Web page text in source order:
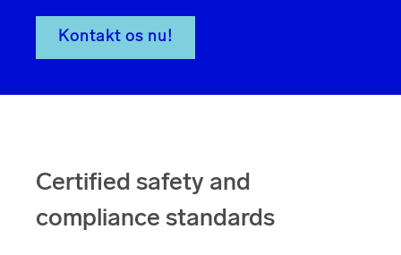
Kontakt os nu!
Certified safety and
compliance standards